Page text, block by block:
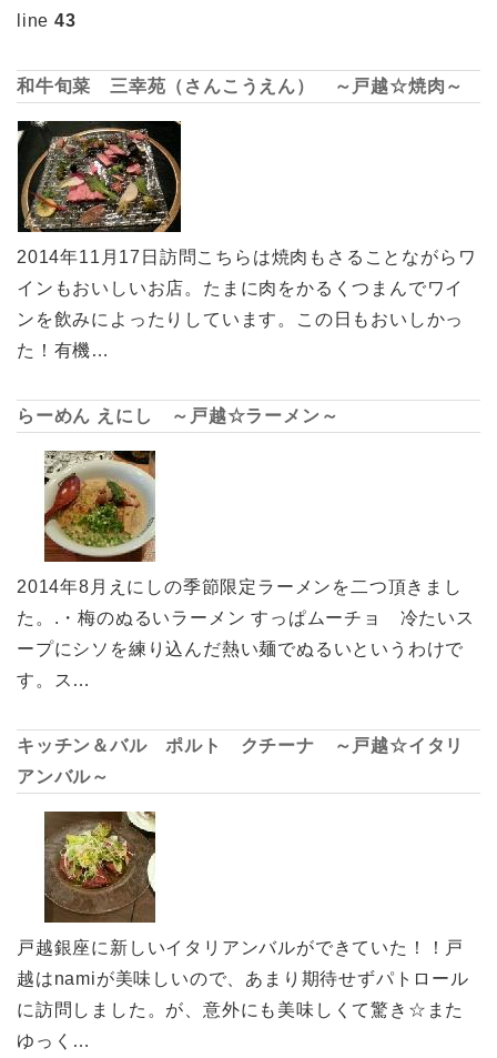
line 43
和牛旬菜 三幸苑（さんこうえん） ～戸越☆焼肉～
2014年11月17日訪問こちらは焼肉もさることながらワ
インもおいしいお店。たまに肉をかるくつまんでワイ
ンを飲みによったりしています。この日もおいしかっ
た！有機…
らーめん えにし ～戸越☆ラーメン～
2014年8月えにしの季節限定ラーメンを二つ頂きまし
た。.・梅のぬるいラーメン すっぱムーチョ 冷たいス
ープにシソを練り込んだ熱い麺でぬるいというわけで
す。ス…
キッチン＆バル ポルト クチーナ ～戸越☆イタリ
アンバル～
戸越銀座に新しいイタリアンバルができていた！！戸
越はnamiが美味しいので、あまり期待せずパトロール
に訪問しました。が、意外にも美味しくて驚き☆また
ゆっく…